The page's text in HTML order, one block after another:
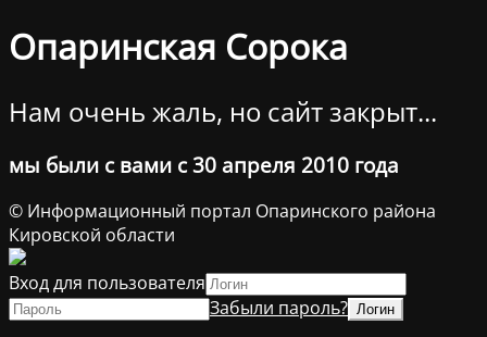
Опаринская Сорока
Нам очень жаль, но сайт закрыт...
мы были с вами с 30 апреля 2010 года
© Информационный портал Опаринского района
Кировской области
Вход для пользователя
Забыли пароль?